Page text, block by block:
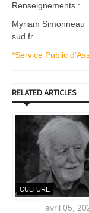
Renseignements :
Myriam
sud.fr
*Service Public
RELATED ARTICLES
CULTURE
avril 05,